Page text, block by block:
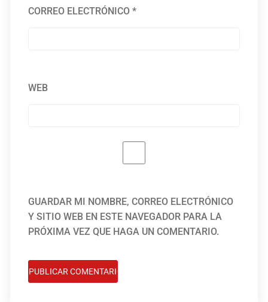
CORREO ELECTRÓNICO*
WEB
GUARDAR MI NOMBRE, CORREO ELECTRÓNICO
Y SITIO WEB EN ESTE NAVEGADOR PARA LA
PRÓXIMA VEZ QUE HAGA UN COMENTARIO.